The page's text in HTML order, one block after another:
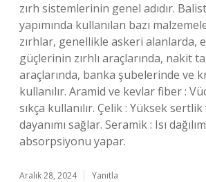
zırh sistemlerinin genel adıdır.
yapımında kullanılan bazı
zırhlar, genellikle askeri alanlarda,
güçlerinin zırhlı araçlarında, nakit
araçlarında, banka şubelerinde ve
kullanılır. Aramid ve kevlar fiber :
sıkça kullanılır. Çelik : Yüksek
dayanımı sağlar. Seramik : Isı
absorpsiyonu yapar.
Aralık 28, 2024 Yanıtla